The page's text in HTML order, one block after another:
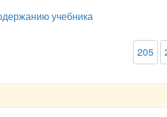
учебника
205